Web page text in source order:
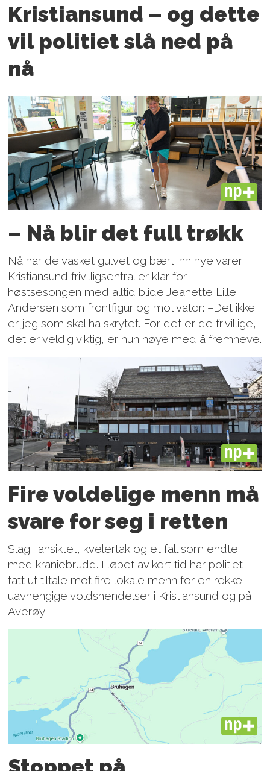
Kristiansund – og dette
vil politiet slå ned på
nå
PLUS
– Nå blir det full trøkk
Nå har de vasket gulvet og bært inn nye varer.
Kristiansund frivilligsentral er klar for
høstsesongen med alltid blide Jeanette Lille
Andersen som frontfigur og motivator: –Det ikke
er jeg som skal ha skrytet. For det er de frivillige,
det er veldig viktig, er hun nøye med å fremheve.
PLUS
Fire voldelige menn må
svare for seg i retten
Slag i ansiktet, kvelertak og et fall som endte
med kraniebrudd. I løpet av kort tid har politiet
tatt ut tiltale mot fire lokale menn for en rekke
uavhengige voldshendelser i Kristiansund og på
Averøy.
PLUS